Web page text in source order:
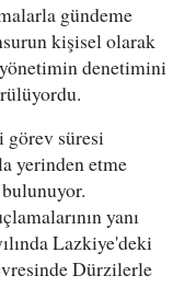
gündeme
kişisel olarak
denetimini
görev süresi
yerinden etme
yanı
Lazkiye'deki
Dürzilerle